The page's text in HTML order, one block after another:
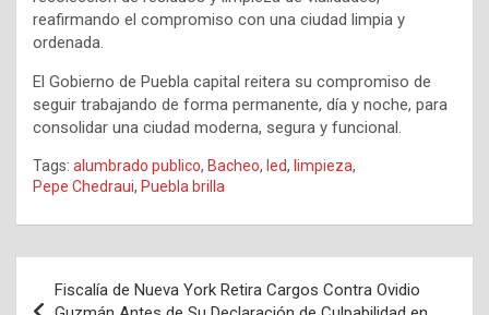
reafirmando el compromiso con una ciudad limpia y
ordenada.
El Gobierno de Puebla capital reitera su compromiso de
seguir trabajando de forma permanente, día y noche, para
consolidar una ciudad moderna, segura y funcional.
Tags: alumbrado publico, Bacheo, led, limpieza,
Pepe Chedraui, Puebla brilla
de
Fiscalía de Nueva York Retira Cargos Contra Ovidio